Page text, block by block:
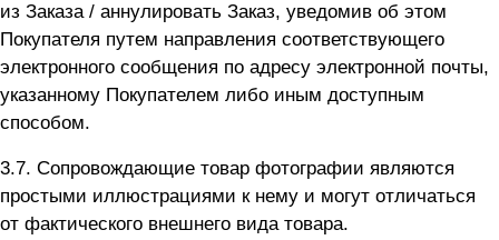
из Заказа / аннулировать Заказ, уведомив об этом
Покупателя путем направления соответствующего
электронного сообщения по адресу электронной почты,
указанному Покупателем либо иным доступным
способом.
3.7. Сопровождающие товар фотографии являются
простыми иллюстрациями к нему и могут отличаться
от фактического внешнего вида товара.